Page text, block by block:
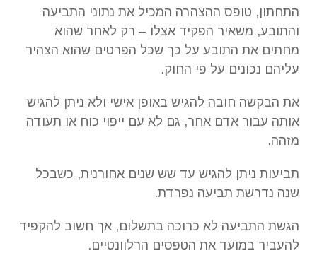
התחתון, טופס ההצהרה המכיל את נתוני התביעה
והתובע, משאיר הפקיד אצלו – רק לאחר שהוא
מחתים את התובע על כך שכל הפרטים שהוא הצהיר
עליהם נכונים על פי החוק.
את הבקשה חובה להגיש באופן אישי ולא ניתן להגיש
אותה עבור אדם אחר, גם לא עם ייפוי כוח או תעודה
מזהה.
תביעות ניתן להגיש עד שש שנים אחורנית, כשבכל
שנה נדרשת תביעה נפרדת.
הגשת התביעה לא כרוכה בתשלום, אך חשוב להקפיד
להעביר במועד את הטפסים הרלוונטיים.